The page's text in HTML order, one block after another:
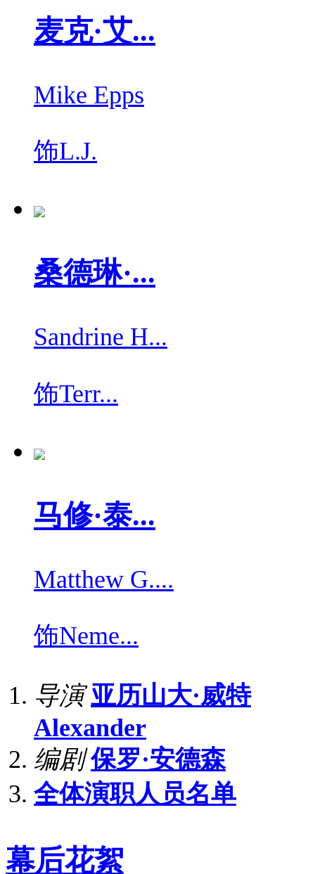
麦克·艾...
Mike Epps
饰L.J.
桑德琳·...
Sandrine H...
饰Terr...
马修·泰...
Matthew G....
饰Neme...
导演 亚历山大·威特
Alexander
编剧 保罗·安德森
全体演职人员名单
幕后花絮